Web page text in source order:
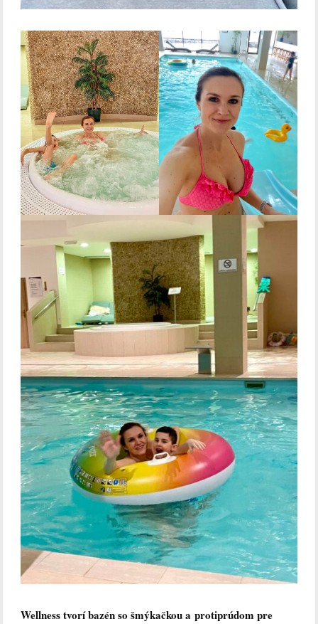
Wellness tvorí bazén so šmýkačkou a protiprúdom pre